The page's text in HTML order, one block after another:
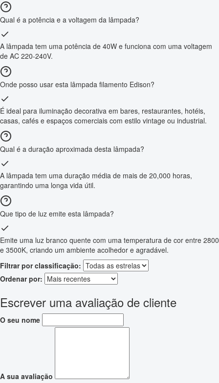
Qual é a potência e a voltagem da lâmpada?
A lâmpada tem uma potência de 40W e funciona com uma voltagem
de AC 220-240V.
Onde posso usar esta lâmpada filamento Edison?
É ideal para iluminação decorativa em bares, restaurantes, hotéis,
casas, cafés e espaços comerciais com estilo vintage ou industrial.
Qual é a duração aproximada desta lâmpada?
A lâmpada tem uma duração média de mais de 20,000 horas,
garantindo uma longa vida útil.
Que tipo de luz emite esta lâmpada?
Emite uma luz branco quente com uma temperatura de cor entre 2800
e 3500K, criando um ambiente acolhedor e agradável.
Filtrar por classificação:
Ordenar por:
Escrever uma avaliação de cliente
O seu nome
A sua avaliação